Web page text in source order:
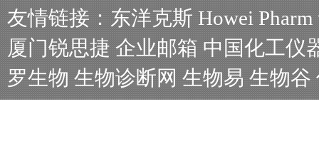
友情链接： 东洋克斯 Howei Pharm
厦门锐思捷 企业邮箱 中国化工仪
罗生物 生物诊断网 生物易 生物谷